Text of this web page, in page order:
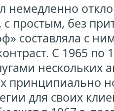
немедленно
с простым, без
составляла с
С 1965 по
нескольких
принципиально
для своих